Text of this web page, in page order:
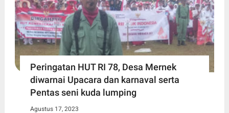
Peringatan HUT RI 78, Desa Mernek
diwarnai Upacara dan karnaval serta
Pentas seni kuda lumping
Agustus 17, 2023